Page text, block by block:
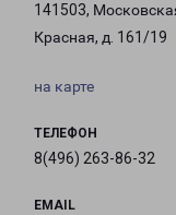
141503,
Красная, д. 161/19
на карте
ТЕЛЕФОН
8(496) 263-86-32
EMAIL